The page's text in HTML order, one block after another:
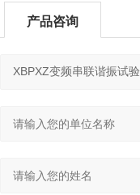
产品咨询